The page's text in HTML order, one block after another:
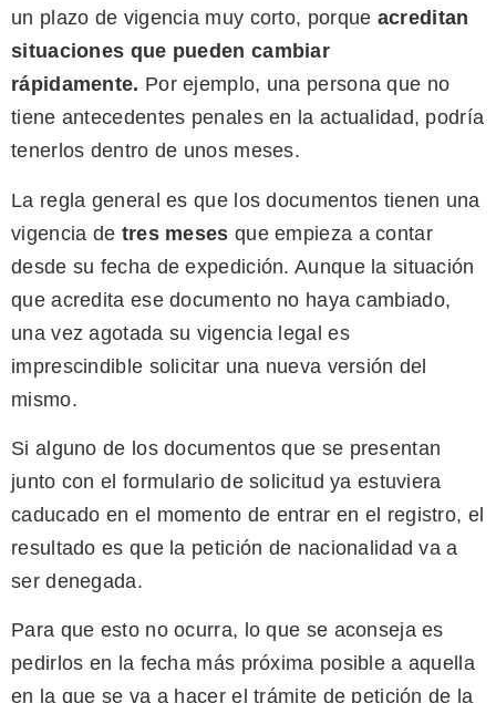
un plazo de vigencia muy corto, porque acreditan
situaciones que pueden cambiar
rápidamente. Por ejemplo, una persona que no
tiene antecedentes penales en la actualidad, podría
tenerlos dentro de unos meses.
La regla general es que los documentos tienen una
vigencia de tres meses que empieza a contar
desde su fecha de expedición. Aunque la situación
que acredita ese documento no haya cambiado,
una vez agotada su vigencia legal es
imprescindible solicitar una nueva versión del
mismo.
Si alguno de los documentos que se presentan
junto con el formulario de solicitud ya estuviera
caducado en el momento de entrar en el registro, el
resultado es que la petición de nacionalidad va a
ser denegada.
Para que esto no ocurra, lo que se aconseja es
pedirlos en la fecha más próxima posible a aquella
en la que se va a hacer el trámite de petición de la